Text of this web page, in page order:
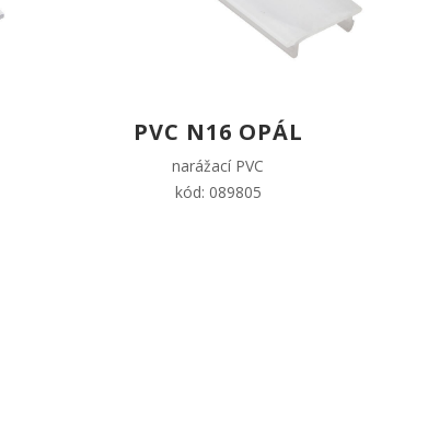
PVC N16 OPÁL
narážací PVC
kód: 089805